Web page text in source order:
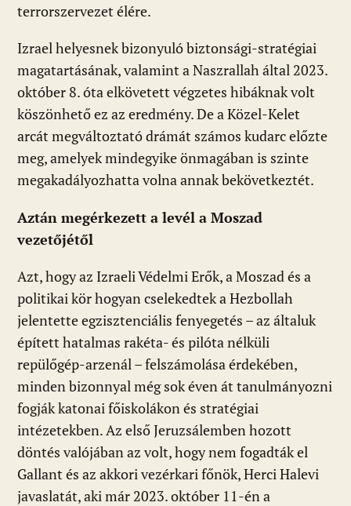
terrorszervezet élére.
Izrael helyesnek bizonyuló biztonsági-stratégiai
magatartásának, valamint a Naszrallah által 2023.
október 8. óta elkövetett végzetes hibáknak volt
köszönhető ez az eredmény. De a Közel-Kelet
arcát megváltoztató drámát számos kudarc előzte
meg, amelyek mindegyike önmagában is szinte
megakadályozhatta volna annak bekövetkeztét.
Aztán megérkezett a levél a Moszad
vezetőjétől
Azt, hogy az Izraeli Védelmi Erők, a Moszad és a
politikai kör hogyan cselekedtek a Hezbollah
jelentette egzisztenciális fenyegetés – az általuk
épített hatalmas rakéta- és pilóta nélküli
repülőgép-arzenál – felszámolása érdekében,
minden bizonnyal még sok éven át tanulmányozni
fogják katonai főiskolákon és stratégiai
intézetekben. Az első Jeruzsálemben hozott
döntés valójában az volt, hogy nem fogadták el
Gallant és az akkori vezérkari főnök, Herci Halevi
javaslatát, aki már 2023. október 11-én a